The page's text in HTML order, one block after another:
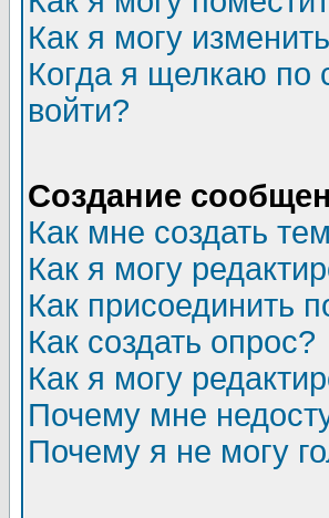
Как я могу
Когда я щелкаю по
войти?
Создание
Как мне создать
Как я могу
Как присоединить
Как создать опрос?
Как я могу
Почему мне
Почему я не могу